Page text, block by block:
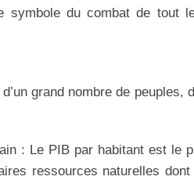
symbole du combat de tout
grand nombre de peuples,
: Le PIB par habitant est le
ressources naturelles